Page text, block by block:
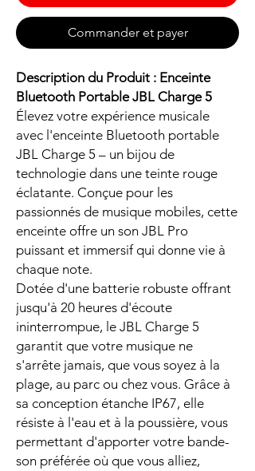
Commander et payer
Description du Produit : Enceinte
Bluetooth Portable JBL Charge 5
Élevez votre expérience musicale
avec l'enceinte Bluetooth portable
JBL Charge 5 – un bijou de
technologie dans une teinte rouge
éclatante. Conçue pour les
passionnés de musique mobiles, cette
enceinte offre un son JBL Pro
puissant et immersif qui donne vie à
chaque note.
Dotée d'une batterie robuste offrant
jusqu'à 20 heures d'écoute
ininterrompue, le JBL Charge 5
garantit que votre musique ne
s'arrête jamais, que vous soyez à la
plage, au parc ou chez vous. Grâce à
sa conception étanche IP67, elle
résiste à l'eau et à la poussière, vous
permettant d'apporter votre bande-
son préférée où que vous alliez,